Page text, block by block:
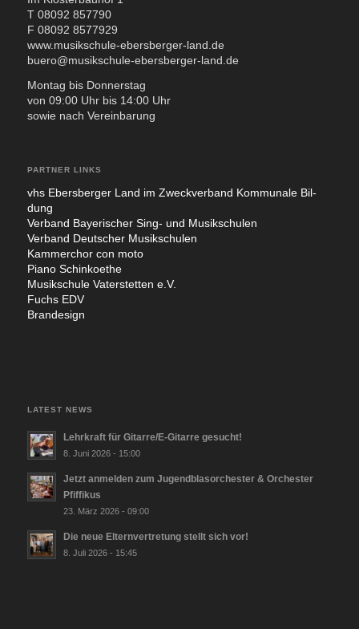
T 08092 857790
F 08092 8577929
www.musikschule-ebersberger-land.de
buero@musikschule-ebersberger-land.de
Mon­tag bis Don­ners­tag
von 09:00 Uhr bis 14:00 Uhr
sowie nach Ver­ein­ba­rung
PARTNER LINKS
vhs Ebers­ber­ger Land im Zweck­ver­band Kom­mu­na­le Bil­
dung
Ver­band Baye­ri­scher Sing- und Musik­schu­len
Ver­band Deut­scher Musik­schu­len
Kam­mer­chor con moto
Pia­no Sch­in­koe­the
Musik­schu­le Vater­stet­ten e.V.
Fuchs EDV
Bran­de­sign
LATEST NEWS
Lehrkraft für Gitarre/E‑Gitarre gesucht!
8. Juni 2026 - 15:00
Jetzt anmelden zum Jugendblasorchester & Orchester
Pfiffikus
23. März 2026 - 09:00
Die neue Elternvertretung stellt sich vor!
8. Juli 2026 - 15:45